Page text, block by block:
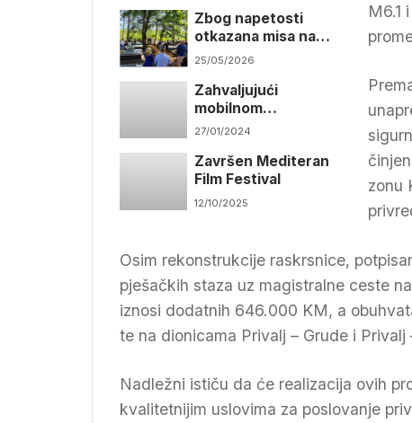
Zbog napetosti
otkazana misa na
groblju kod Širokog
25/05/2026
Zahvaljujući
mobilnom
mamografu u
žena uradilo
besplatni pregled
27/01/2024
Završen Mediteran
Film Festival
12/10/2025
M6.1
zonu
Osim rekonstrukcije raskrsnice,
pješačkih staza uz magistralne ceste
iznosi dodatnih 646.000 KM, a
te na dionicama Privalj – Grude i Privalj
Nadležni ističu da će realizacija ovih
kvalitetnijim uslovima za poslovanje